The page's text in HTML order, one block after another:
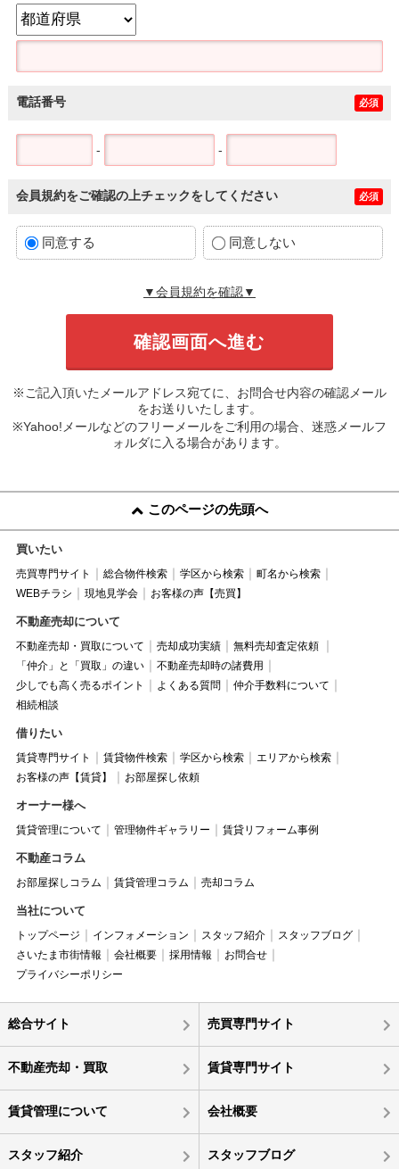
電話番号 必須
- -
会員規約をご確認の上チェックをしてください 必須
同意する 同意しない
▼会員規約を確認▼
※ご記入頂いたメールアドレス宛てに、お問合せ内容の確認メール
をお送りいたします。
※Yahoo!メールなどのフリーメールをご利用の場合、迷惑メールフ
ォルダに入る場合があります。
このページの先頭へ
買いたい
売買専門サイト 総合物件検索 学区から検索
町名から検索
WEBチラシ
現地見学会 お客様の声【売買】
不動産売却について
不動産売却・買取について 売却成功実績
無料売却査定依頼
「仲介」と「買取」の違い
不動産売却時の諸費用
少しでも高く売るポイント
よくある質問
仲介手数料について
相続相談
借りたい
賃貸専門サイト 賃貸物件検索 学区から検索
エリアから検索
お客様の声【賃貸】
お部屋探し依頼
オーナー様へ
賃貸管理について 管理物件ギャラリー 賃貸リフォーム事例
不動産コラム
お部屋探しコラム 賃貸管理コラム 売却コラム
当社について
トップページ インフォメーション スタッフ紹介
スタッフブログ
さいたま市街情報
会社概要 採用情報
お問合せ
プライバシーポリシー
総合サイト 売買専門サイト
不動産売却・買取 賃貸専門サイト
賃貸管理について 会社概要
スタッフ紹介 スタッフブログ